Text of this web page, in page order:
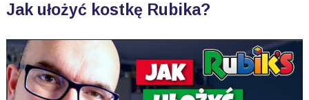
Jak ułożyć kostkę Rubika?